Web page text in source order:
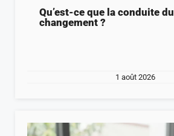
Qu’est-ce que la conduite du
changement ?
1 août 2026